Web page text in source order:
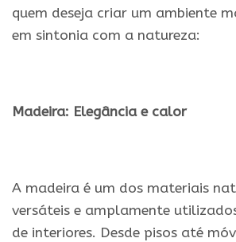
quem deseja criar um ambiente
em sintonia com a natureza:
Madeira: Elegância e calor
A madeira é um dos materiais
versáteis e amplamente
de interiores. Desde pisos até